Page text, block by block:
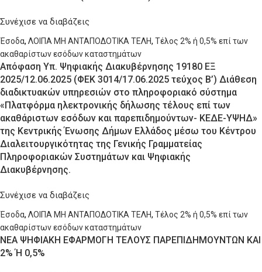
Συνέχισε να διαβάζεις
Έσοδα, ΛΟΙΠΑ ΜΗ ΑΝΤΑΠΟΔΟΤΙΚΑ ΤΕΛΗ, Τέλος 2% ή 0,5% επί των
ακαθαρίστων εσόδων καταστημάτων
Απόφαση Υπ. Ψηφιακής Διακυβέρνησης 19180 ΕΞ
2025/12.06.2025 (ΦΕΚ 3014/17.06.2025 τεύχος Β’) Διάθεση
διαδικτυακών υπηρεσιών στο πληροφοριακό σύστημα
«Πλατφόρμα ηλεκτρονικής δήλωσης τέλους επί των
ακαθάριστων εσόδων και παρεπιδημούντων- ΚΕΔΕ-ΥΨΗΔ»
της Κεντρικής Ένωσης Δήμων Ελλάδος μέσω του Κέντρου
Διαλειτουργικότητας της Γενικής Γραμματείας
Πληροφοριακών Συστημάτων και Ψηφιακής
Διακυβέρνησης.
Συνέχισε να διαβάζεις
Έσοδα, ΛΟΙΠΑ ΜΗ ΑΝΤΑΠΟΔΟΤΙΚΑ ΤΕΛΗ, Τέλος 2% ή 0,5% επί των
ακαθαρίστων εσόδων καταστημάτων
ΝΕΑ ΨΗΦΙΑΚΗ ΕΦΑΡΜΟΓΗ ΤΕΛΟΥΣ ΠΑΡΕΠΙΔΗΜΟΥΝΤΩΝ ΚΑΙ
2% Ή 0,5%